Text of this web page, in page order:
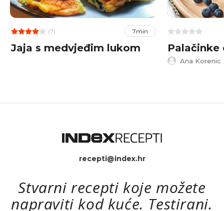
(7) 7min
Jaja s medvjeđim lukom Palačinke
Ana Korenic
recepti@index.hr
Stvarni recepti koje možete
napraviti kod kuće. Testirani.